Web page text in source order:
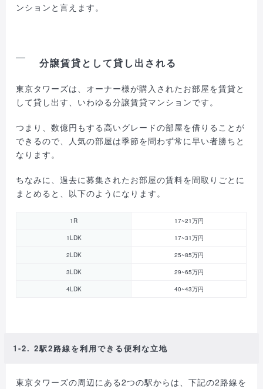
ンションと言えます。
分譲賃貸として貸し出される
東京タワーズは、オーナー様が購入されたお部屋を賃貸と
して貸し出す、いわゆる分譲賃貸マンションです。
つまり、数億円もする高いグレードの部屋を借りることが
できるので、人気の部屋は季節を問わず常に早い者勝ちと
なります。
ちなみに、過去に募集されたお部屋の賃料を間取りごとに
まとめると、以下のようになります。
1R 17~21万円
1LDK 17~31万円
2LDK 25~85万円
3LDK 29~65万円
4LDK 40~43万円
1-2. 2駅2路線を利用できる便利な立地
東京タワーズの周辺にある2つの駅からは、下記の2路線を